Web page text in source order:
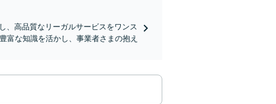
、高品質なリーガルサービスをワンス
富な知識を活かし、事業者さまの抱え